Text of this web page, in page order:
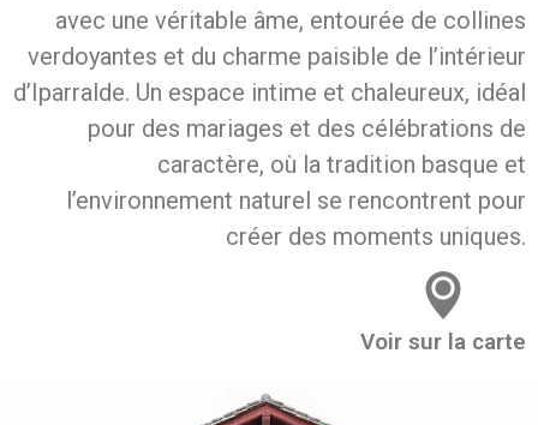
avec une véritable âme, entourée de collines
verdoyantes et du charme paisible de l’intérieur
d’Iparralde. Un espace intime et chaleureux, idéal
pour des mariages et des célébrations de
caractère, où la tradition basque et
l’environnement naturel se rencontrent pour
créer des moments uniques.
Voir sur la carte